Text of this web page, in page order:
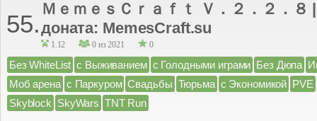
55.
ＭｅｍｅｓＣｒａｆｔ Ｖ．２．２．８
доната: MemesCraft.su
1.12 0 из 2021 0
Без WhiteList с Выживанием с Голодными играми Без Дюпа
Моб арена с Паркуром Свадьбы Тюрьма с Экономикой PVE
Skyblock SkyWars TNT Run